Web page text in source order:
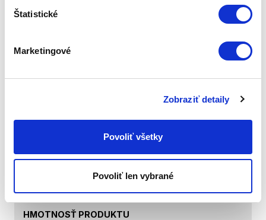
Štatistické
Marketingové
Zobraziť detaily
Povoliť všetky
Povoliť len vybrané
funkčnosť. Poháre sú praktické, ľahko sa čistia a sú
vhodné aj do umývačky riadu, vďaka kvalite materiálu.
KÓD PRODUKTU
NÁZOV PRODUKTU
Súprava PRINCE - 6 pohárov na vodu z ušľachtilej
HMOTNOSŤ CELKOVÁ
HMOTNOSŤ PRODUKTU